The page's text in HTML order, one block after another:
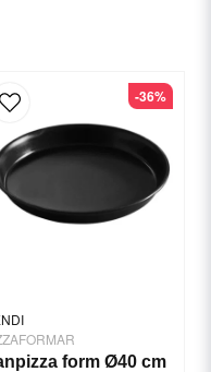
form Ø40 cm
-36%